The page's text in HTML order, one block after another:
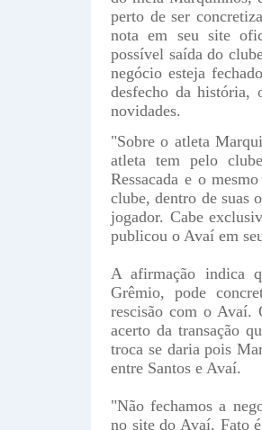
perto de ser
nota em seu site
possível saída do
negócio esteja
desfecho da história,
novidades.
"Sobre o atleta
atleta tem pelo
Ressacada e o
clube, dentro de suas
jogador. Cabe
publicou o Avaí em
A afirmação indica
Grêmio, pode
rescisão com o Avaí.
acerto da transação
troca se daria pois
entre Santos e Avaí.
"Não fechamos a
no site do Avaí. Fato